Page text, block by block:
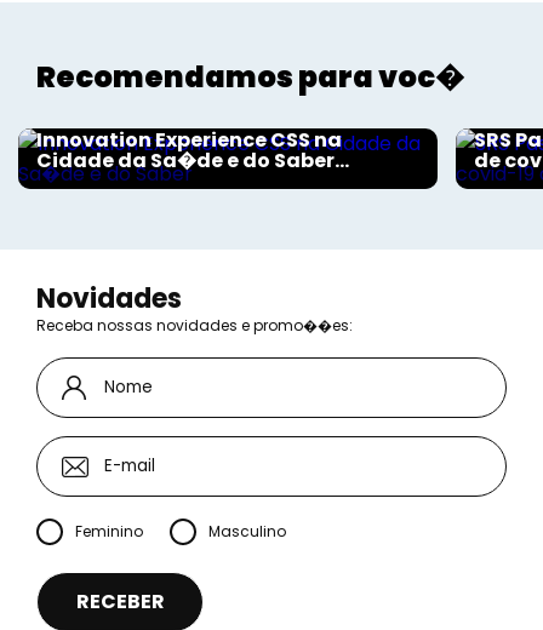
Recomendamos para voc�
Innovation Experience CSS na
Cidade da Sa�de e do Saber...
SRS
de
Novidades
Receba nossas novidades e promo��es:
Feminino Masculino